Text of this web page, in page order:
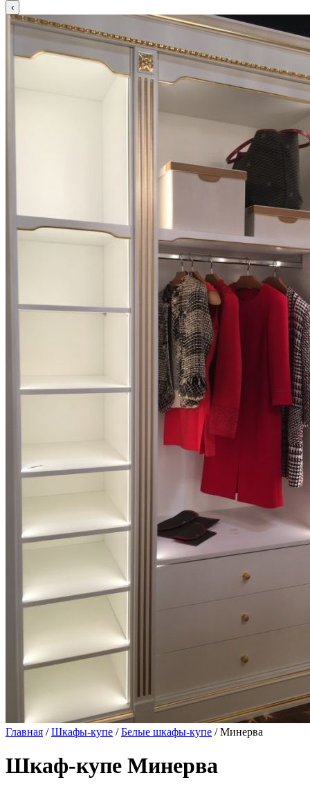
Главная /Шкафы-купе /Белые шкафы-купе / Минерва
Шкаф-купе Минерва